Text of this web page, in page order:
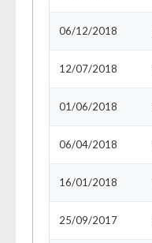
06/12/2018
12/07/2018
01/06/2018
06/04/2018
16/01/2018
25/09/2017